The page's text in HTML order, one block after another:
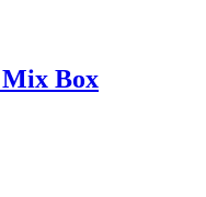
Box